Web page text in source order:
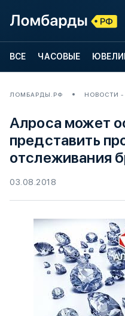
ВСЕ ЧАСОВЫЕ
ЛОМБАРДЫ.РФ НОВОСТИ
Алроса может
представить
отслеживания
03.08.2018